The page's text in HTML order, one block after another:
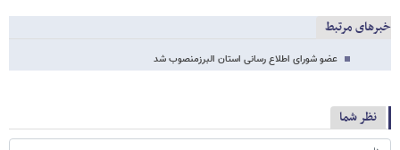
خبرهای مرتبط
عضو شورای اطلاع رسانی استان البرزمنصوب شد
نظر شما